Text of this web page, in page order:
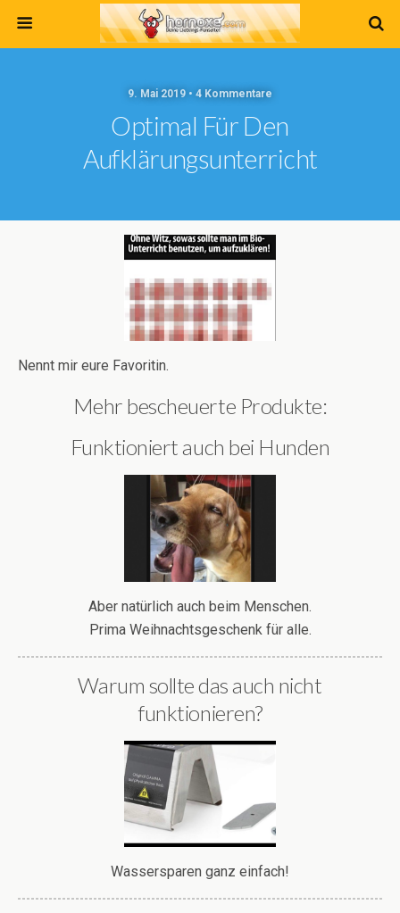
9. Mai 2019 • 4 Kommentare
Optimal Für Den
Aufklärungsunterricht
Nennt mir eure Favoritin.
Mehr bescheuerte Produkte:
Funktioniert auch bei Hunden
Aber natürlich auch beim Menschen.
Prima Weihnachtsgeschenk für alle.
Warum sollte das auch nicht
funktionieren?
Wassersparen ganz einfach!